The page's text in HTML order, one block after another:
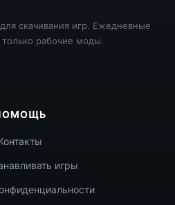
скачивания игр. Ежедневные
рабочие моды.
игры